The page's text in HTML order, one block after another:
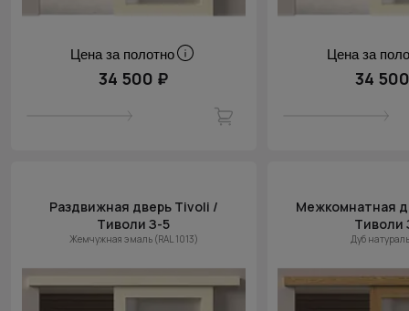
Цена за полотно
34 500 ₽
Цена за
34
Раздвижная дверь Tivoli /
Тиволи З-5
Жемчужная эмаль (RAL 1013)
Межкомнатная
Тиволи
Дуб